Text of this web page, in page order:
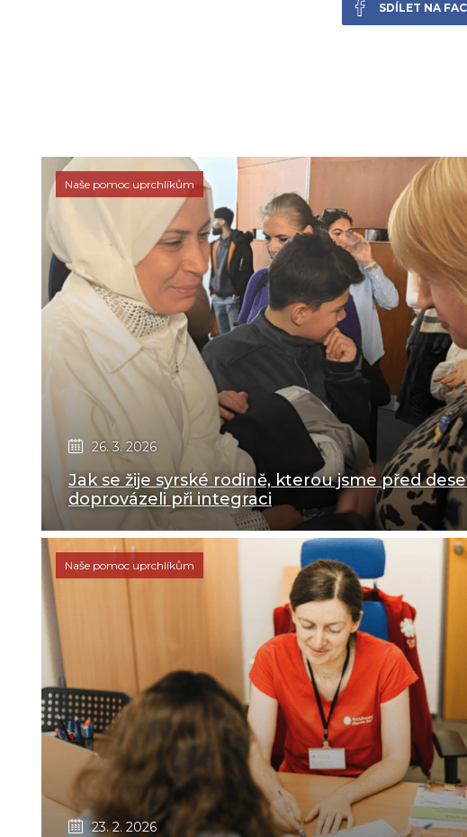
SDÍLET NA
Naše pomoc uprchlíkům
26. 3. 2026
Jak se žije syrské rodině, kterou jsme před
doprovázeli při integraci
Naše pomoc uprchlíkům
23. 2. 2026